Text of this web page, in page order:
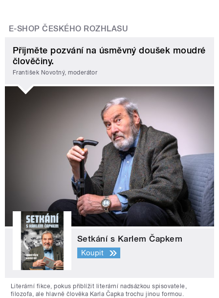
E-SHOP ČESKÉHO ROZHLASU
Přijměte pozvání na úsměvný doušek moudré
člověčiny.
František Novotný, moderátor
Setkání s Karlem Čapkem
Koupit
Literární fikce, pokus přiblížit literární nadsázkou spisovatele,
filozofa, ale hlavně člověka Karla Čapka trochu jinou formou.